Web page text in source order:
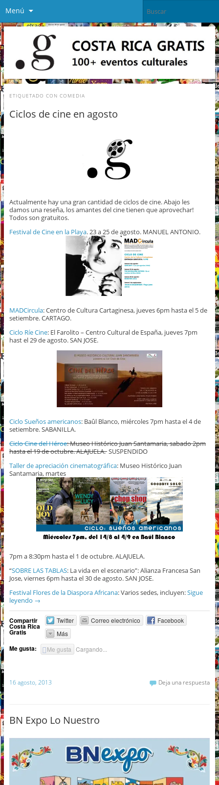
Menú
ETIQUETADO CON COMEDIA
Ciclos de cine en agosto
Actualmente hay una gran cantidad de ciclos de cine. Abajo les
damos una reseña, los amantes del cine tienen que aprovechar!
Todos son gratuitos.
Festival de Cine en la Playa. 23 a 25 de agosto. MANUEL ANTONIO.
MADCircula: Centro de Cultura Cartaginesa, jueves 6pm hasta el 5 de
setiembre. CARTAGO.
Ciclo Ríe Cine: El Farolito – Centro Cultural de España, jueves 7pm
hast el 29 de agosto. SAN JOSE.
Ciclo Sueños americanos: Baûl Blanco, miércoles 7pm hasta el 4 de
setiembre. SABANILLA.
Ciclo Cine del Héroe: Museo Histórico Juan Santamaria, sabado 2pm
hasta el 19 de octubre. ALAJUELA.SUSPENDIDO
Taller de apreciación cinematográfica: Museo Histórico Juan
Santamaria, martes
7pm a 8:30pm hasta el 1 de octubre. ALAJUELA.
“SOBRE LAS TABLAS: La vida en el escenario”: Alianza Francesa San
Jose, viernes 6pm hasta el 30 de agosto. SAN JOSE.
Festival Flores de la Diaspora Africana: Varios sedes, incluyen:Sigue
leyendo →
Compartir
Costa Rica
Gratis
Twitter Correo electrónico
Facebook
Más
Me gusta: Me gusta Cargando...
16 agosto, 2013 Deja una respuesta
BN Expo Lo Nuestro